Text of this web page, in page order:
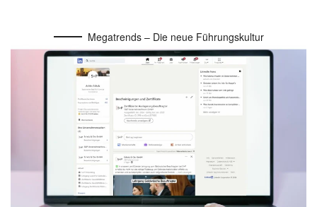
Megatrends – Die neue Führungskultur